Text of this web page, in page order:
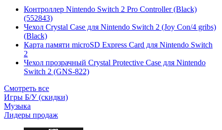
Контроллер Nintendo Switch 2 Pro Controller (Black)
(552843)
Чехол Сrystal Сase для Nintendo Switch 2 (Joy Con/4 gribs)
(Black)
Карта памяти microSD Express Card для Nintendo Switch
2
Чехол прозрачный Crystal Protective Case для Nintendo
Switch 2 (GNS-822)
Смотреть все
Игры Б/У (скидки)
Музыка
Лидеры продаж